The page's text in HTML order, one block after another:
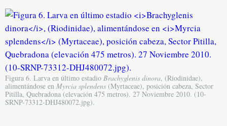
Figura 6. Larva en último estadio Brachyglenis dinora, (Riodinidae),
alimentándose en Myrcia splendens (Myrtaceae), posición cabeza, Sector
Pitilla, Quebradona (elevación 475 metros). 27 Noviembre 2010. (10-
SRNP-73312-DHJ480072.jpg).